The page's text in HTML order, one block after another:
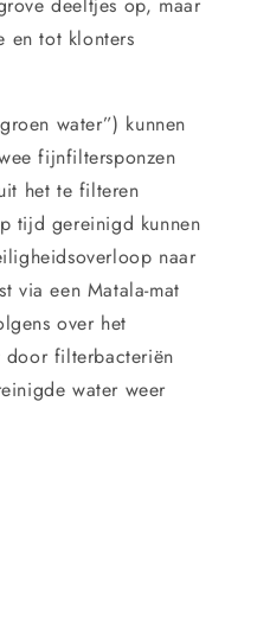
deeltjes op, maar
en tot klonters
water”) kunnen
fijnfiltersponzen
het te filteren
tijd gereinigd kunnen
naar
via een Matala-mat
over het
door filterbacteriën
water weer